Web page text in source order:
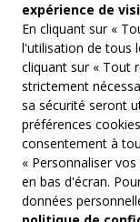
expérience de
En cliquant sur «
l'utilisation de tous
cliquant sur « Tout
strictement
sa sécurité seront
préférences
consentement à
« Personnaliser
en bas d'écran.
données